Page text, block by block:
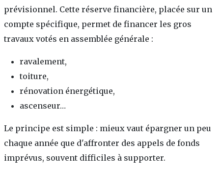
prévisionnel. Cette réserve financière, placée sur un
compte spécifique, permet de financer les gros
travaux votés en assemblée générale :
ravalement,
toiture,
rénovation énergétique,
ascenseur…
Le principe est simple : mieux vaut épargner un peu
chaque année que d'affronter des appels de fonds
imprévus, souvent difficiles à supporter.